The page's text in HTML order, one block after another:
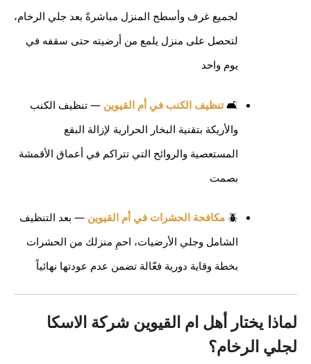
لجميع غرف وأسطح المنزل مباشرةً بعد جلي الرخام،
لتحصل على منزل يلمع من أرضيته حتى سقفه في
يوم واحد
🛋️تنظيف الكنب في أم القيوين — تنظيف الكنب
والأريكة بتقنية البخار الحرارية لإزالة البقع
المستعصية والروائح التي تتراكم في أعماق الأقمشة
بصمت
🪲 مكافحة الحشرات في أم القيوين — بعد التنظيف
الشامل وجلي الأرضيات، احمِ منزلك من الحشرات
بخطة وقاية دورية فعّالة تضمن عدم عودتها نهائياً
لماذا يختار أهل ام القيوين شركة الاسكا
لجلي الرخام؟